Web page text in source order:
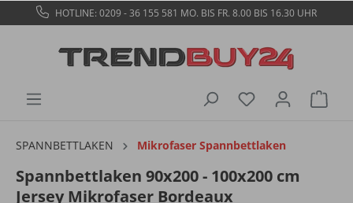
HOTLINE: 0209 - 36 155 581 MO. BIS FR. 8.00 BIS 16.30 UHR
SPANNBETTLAKEN Mikrofaser Spannbettlaken
Spannbettlaken 90x200 - 100x200 cm
Jersey Mikrofaser Bordeaux